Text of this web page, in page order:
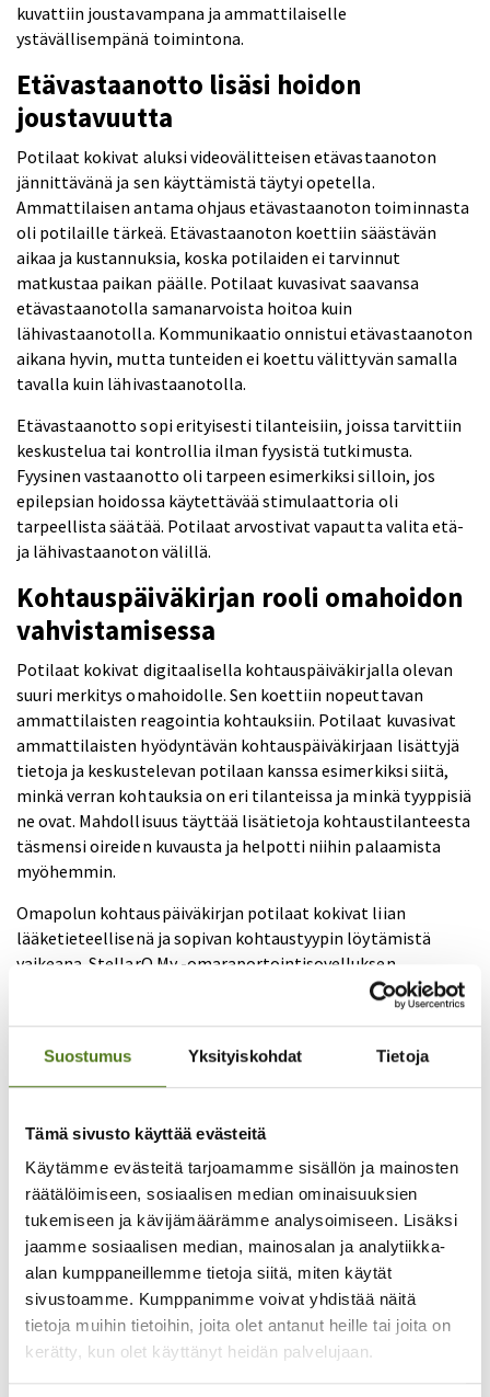
Suostumus Yksityiskohdat Tietoja
Tämä sivusto käyttää evästeitä
Käytämme evästeitä tarjoamamme sisällön ja mainosten
räätälöimiseen, sosiaalisen median ominaisuuksien
tukemiseen ja kävijämäärämme analysoimiseen. Lisäksi
jaamme sosiaalisen median, mainosalan ja analytiikka-
alan kumppaneillemme tietoja siitä, miten käytät
sivustoamme. Kumppanimme voivat yhdistää näitä
tietoja muihin tietoihin, joita olet antanut heille tai joita on
kerätty, kun olet käyttänyt heidän palvelujaan.
kuvattiin joustavampana ja ammattilaiselle
ystävällisempänä toimintona.
Etävastaanotto lisäsi hoidon
joustavuutta
Potilaat kokivat aluksi videovälitteisen etävastaanoton
jännittävänä ja sen käyttämistä täytyi opetella.
Ammattilaisen antama ohjaus etävastaanoton toiminnasta
oli potilaille tärkeä. Etävastaanoton koettiin säästävän
aikaa ja kustannuksia, koska potilaiden ei tarvinnut
matkustaa paikan päälle. Potilaat kuvasivat saavansa
etävastaanotolla samanarvoista hoitoa kuin
lähivastaanotolla. Kommunikaatio onnistui etävastaanoton
aikana hyvin, mutta tunteiden ei koettu välittyvän samalla
tavalla kuin lähivastaanotolla.
Etävastaanotto sopi erityisesti tilanteisiin, joissa tarvittiin
keskustelua tai kontrollia ilman fyysistä tutkimusta.
Fyysinen vastaanotto oli tarpeen esimerkiksi silloin, jos
epilepsian hoidossa käytettävää stimulaattoria oli
tarpeellista säätää. Potilaat arvostivat vapautta valita etä-
ja lähivastaanoton välillä.
Kohtauspäiväkirjan rooli omahoidon
vahvistamisessa
Potilaat kokivat digitaalisella kohtauspäiväkirjalla olevan
suuri merkitys omahoidolle. Sen koettiin nopeuttavan
ammattilaisten reagointia kohtauksiin. Potilaat kuvasivat
ammattilaisten hyödyntävän kohtauspäiväkirjaan lisättyjä
tietoja ja keskustelevan potilaan kanssa esimerkiksi siitä,
minkä verran kohtauksia on eri tilanteissa ja minkä tyyppisiä
ne ovat. Mahdollisuus täyttää lisätietoja kohtaustilanteesta
täsmensi oireiden kuvausta ja helpotti niihin palaamista
myöhemmin.
Omapolun kohtauspäiväkirjan potilaat kokivat liian
lääketieteellisenä ja sopivan kohtaustyypin löytämistä
vaikeana. StellarQ My -omaraportointisovelluksen
epilepsian kohtauspäiväkirjan potilaat kokivat olevan
ymmärrettävämpi, koska potilaan oma kohtaustyyppi oli
valitsemalla nimityksellä. Tämä lisäsi potilaiden
kokemusten mukaan yhteisymmärrystä kohtauksista
puhun, ja minä ymmärrän mistä neurologi puhuu. Tämä
säästää meidän kaikkien aikaa.”
Yhteenveto
Digitaaliset sovellukset tukevat epilepsiapotilaiden
omahoitoa. Ne lisäävät turvallisuuden tunnetta,
helpottavat yhteydenpitoa ja tarjoavat keinoja seurata
vointia luotettavasti. Erityisesti mahdollisuus käyttää
viestitoimintoa ja kohtauspäiväkirjaa nousivat potilaiden